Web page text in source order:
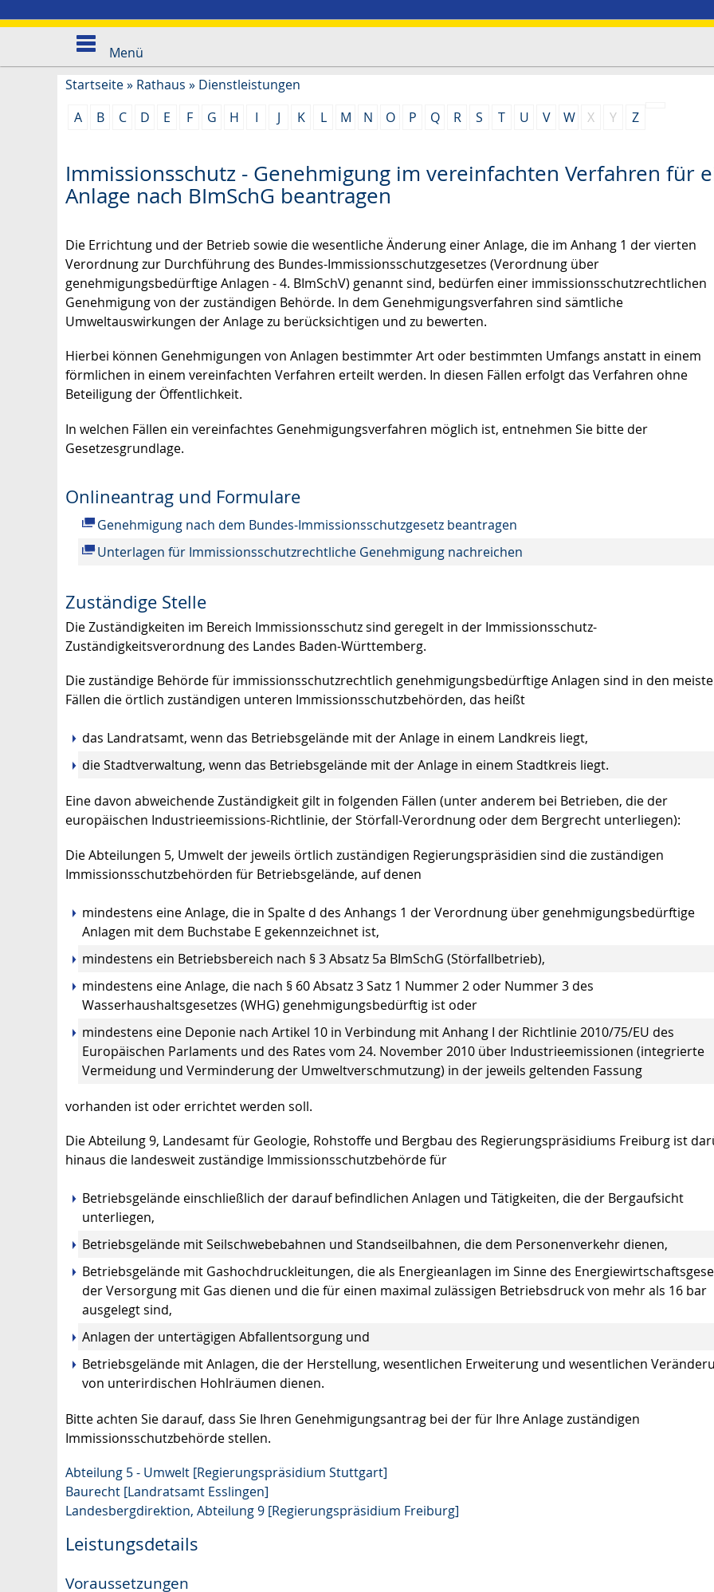
Menü
Startseite» Rathaus » Dienstleistungen
A
B C D E F G H I J K L M N O P Q R S T U V W X Y Z
Immissionsschutz - Genehmigung im vereinfachten Verfahren für
Anlage nach BImSchG beantragen
Die Errichtung und der Betrieb sowie die wesentliche Änderung einer Anlage, die im Anhang 1 der vierten
Verordnung zur Durchführung des Bundes-Immissionsschutzgesetzes (Verordnung über
genehmigungsbedürftige Anlagen - 4. BImSchV) genannt sind, bedürfen einer immissionsschutzrechtlichen
Genehmigung von der zuständigen Behörde. In dem Genehmigungsverfahren sind sämtliche
Umweltauswirkungen der Anlage zu berücksichtigen und zu bewerten.
Hierbei können Genehmigungen von Anlagen bestimmter Art oder bestimmten Umfangs anstatt in einem
förmlichen in einem vereinfachten Verfahren erteilt werden. In diesen Fällen erfolgt das Verfahren ohne
Beteiligung der Öffentlichkeit.
In welchen Fällen ein vereinfachtes Genehmigungsverfahren möglich ist, entnehmen Sie bitte der
Gesetzesgrundlage.
Onlineantrag und Formulare
Genehmigung nach dem Bundes-Immissionsschutzgesetz beantragen
Unterlagen für Immissionsschutzrechtliche Genehmigung nachreichen
Zuständige Stelle
Die Zuständigkeiten im Bereich Immissionsschutz sind geregelt in der Immissionsschutz-
Zuständigkeitsverordnung des Landes Baden-Württemberg.
Die zuständige Behörde für immissionsschutzrechtlich genehmigungsbedürftige Anlagen sind in den
Fällen die örtlich zuständigen unteren Immissionsschutzbehörden, das heißt
das Landratsamt, wenn das Betriebsgelände mit der Anlage in einem Landkreis liegt,
die Stadtverwaltung, wenn das Betriebsgelände mit der Anlage in einem Stadtkreis liegt.
Eine davon abweichende Zuständigkeit gilt in folgenden Fällen (unter anderem bei Betrieben, die der
europäischen Industrieemissions-Richtlinie, der Störfall-Verordnung oder dem Bergrecht unterliegen):
Die Abteilungen 5, Umwelt der jeweils örtlich zuständigen Regierungspräsidien sind die zuständigen
Immissionsschutzbehörden für Betriebsgelände, auf denen
mindestens eine Anlage, die in Spalte d des Anhangs 1 der Verordnung über genehmigungsbedürftige
Anlagen mit dem Buchstabe E gekennzeichnet ist,
mindestens ein Betriebsbereich nach § 3 Absatz 5a BImSchG (Störfallbetrieb),
mindestens eine Anlage, die nach § 60 Absatz 3 Satz 1 Nummer 2 oder Nummer 3 des
Wasserhaushaltsgesetzes (WHG) genehmigungsbedürftig ist oder
mindestens eine Deponie nach Artikel 10 in Verbindung mit Anhang I der Richtlinie 2010/75/EU des
Europäischen Parlaments und des Rates vom 24. November 2010 über Industrieemissionen (integrierte
Vermeidung und Verminderung der Umweltverschmutzung) in der jeweils geltenden Fassung
vorhanden ist oder errichtet werden soll.
Die Abteilung 9, Landesamt für Geologie, Rohstoffe und Bergbau des Regierungspräsidiums Freiburg ist
hinaus die landesweit zuständige Immissionsschutzbehörde für
Betriebsgelände einschließlich der darauf befindlichen Anlagen und Tätigkeiten, die der Bergaufsicht
unterliegen,
Betriebsgelände mit Seilschwebebahnen und Standseilbahnen, die dem Personenverkehr dienen,
Betriebsgelände mit Gashochdruckleitungen, die als Energieanlagen im Sinne des
der Versorgung mit Gas dienen und die für einen maximal zulässigen Betriebsdruck von mehr als 16 bar
ausgelegt sind,
Anlagen der untertägigen Abfallentsorgung und
Betriebsgelände mit Anlagen, die der Herstellung, wesentlichen Erweiterung und wesentlichen
von unterirdischen Hohlräumen dienen.
Bitte achten Sie darauf, dass Sie Ihren Genehmigungsantrag bei der für Ihre Anlage zuständigen
Immissionsschutzbehörde stellen.
Abteilung 5 - Umwelt [Regierungspräsidium Stuttgart]
Baurecht [Landratsamt Esslingen]
Landesbergdirektion, Abteilung 9 [Regierungspräsidium Freiburg]
Leistungsdetails
Voraussetzungen